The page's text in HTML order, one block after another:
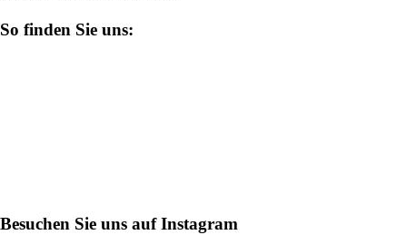
So finden Sie uns:
Besuchen Sie uns auf Instagram